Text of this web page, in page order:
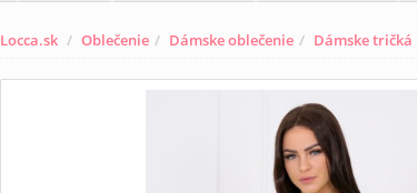
Locca.sk Oblečenie Dámske oblečenie Dámske tričká